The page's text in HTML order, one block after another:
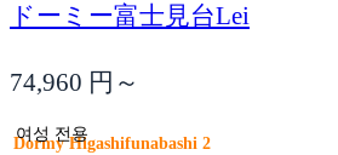
ドーミー富士見台Lei
74,960 円～
여성 전용
Dormy Higashifunabashi 2